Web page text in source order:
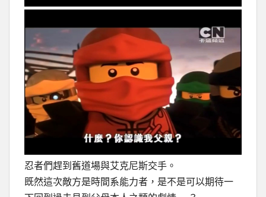
忍者們趕到舊道場與艾克尼斯交手。
既然這次敵方是時間系能力者，是不是可以期待一